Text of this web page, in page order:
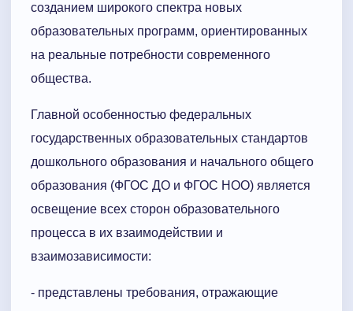
созданием широкого спектра новых
образовательных программ, ориентированных
на реальные потребности современного
общества.
Главной особенностью федеральных
государственных образовательных стандартов
дошкольного образования и начального общего
образования (ФГОС ДО и ФГОС НОО) является
освещение всех сторон образовательного
процесса в их взаимодействии и
взаимозависимости:
- представлены требования, отражающие